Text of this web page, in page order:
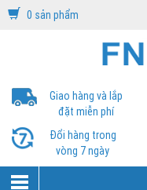
0 sản phẩm
Giao hàng và lắp
đặt miễn phí
Đổi hàng trong
vòng 7 ngày